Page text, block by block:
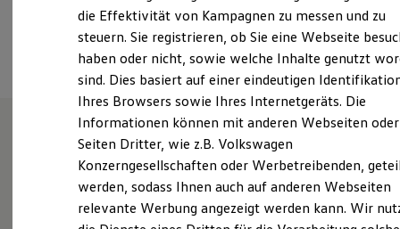
Garantie und Lebensdauer
Nachhaltigkeit
Technologie
Kosten und Kauf
Verbrauchskosten
Kaufoptionen
E-Auto-Förderung
Software und Konnektivität
ID. Software Versionen und Updates
Digitale Extras
Schnittstellen zu Ihrem ID.
Hybridautos
Marke und Erlebnis
Ansprechpartner
Unsere Leistungenim
Überblick
die Effektivität von Kampagnen zu messen und zu
steuern. Sie registrieren, ob Sie eine Webseite
haben oder nicht, sowie welche Inhalte genutzt
sind. Dies basiert auf einer eindeutigen
Ihres Browsers sowie Ihres Internetgeräts. Die
Informationen können mit anderen Webseiten oder
Seiten Dritter, wie z.B. Volkswagen
Konzerngesellschaften oder Werbetreibenden,
werden, sodass Ihnen auch auf anderen Webseiten
relevante Werbung angezeigt werden kann. Wir